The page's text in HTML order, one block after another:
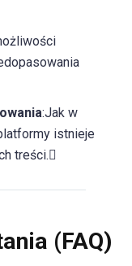
:Jak w
istnieje
treści.
(FAQ)